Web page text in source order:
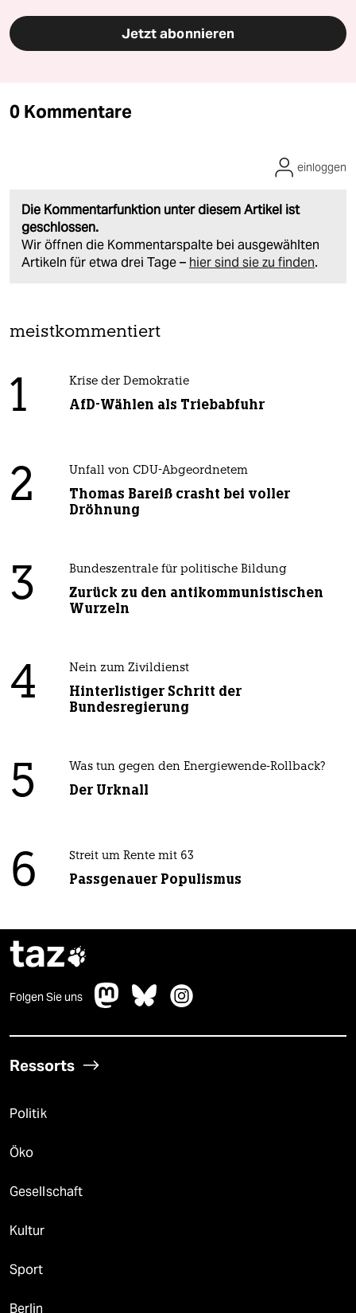
Jetzt abonnieren
0 Kommentare
Die Kommentarfunktion unter diesem Artikel ist
geschlossen.
Wir öffnen die Kommentarspalte bei ausgewählten
Artikeln für etwa drei Tage – hier sind sie zu finden.
einloggen
meistkommentiert
1 Krise der Demokratie
AfD-Wählen als Triebabfuhr
2 Unfall von CDU-Abgeordnetem
Thomas Bareiß crasht bei voller
Dröhnung
3 Bundeszentrale für politische Bildung
Zurück zu den antikommunistischen
Wurzeln
4 Nein zum Zivildienst
Hinterlistiger Schritt der
Bundesregierung
5 Was tun gegen den Energiewende-Rollback?
Der Urknall
6 Streit um Rente mit 63
Passgenauer Populismus
taz
Folgen Sie uns
Ressorts
Politik
Öko
Gesellschaft
Kultur
Sport
Berlin